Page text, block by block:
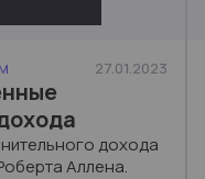
27.01.2023
дохода
Аллена.